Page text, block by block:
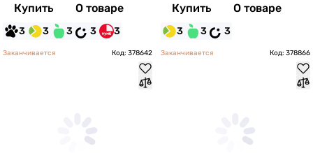
Купить О товаре
3 3 3 3 3
Купить О товаре
3 3 3
Заканчивается Код: 378642 Заканчивается Код: 378866